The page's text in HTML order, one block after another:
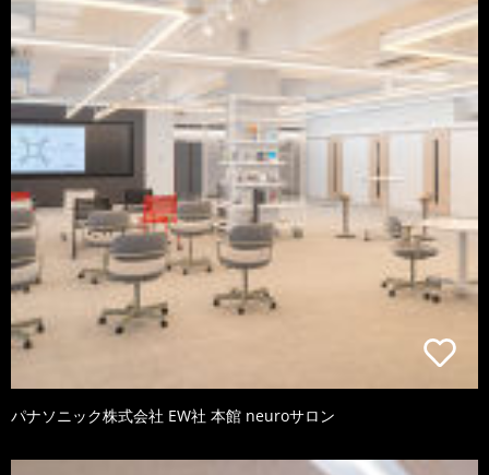
パナソニック株式会社 EW社 本館 neuroサロン